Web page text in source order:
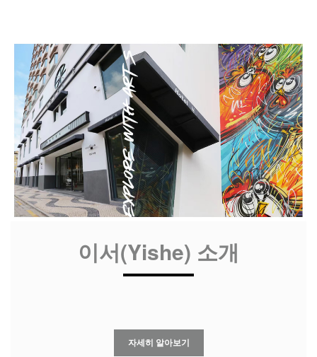
이서(Yishe) 소개
자세히 알아보기